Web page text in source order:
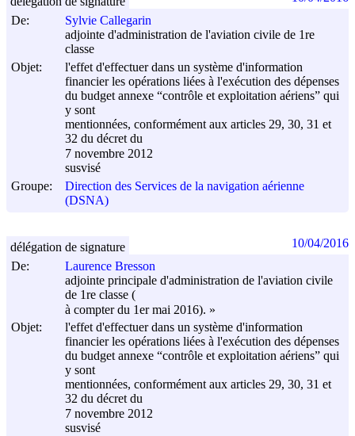
De:
Sylvie Callegarin
adjointe d'administration de l'aviation civile de 1re
classe
Objet:
l'effet d'effectuer dans un système d'information
financier les opérations liées à l'exécution des dépenses
du budget annexe “contrôle et exploitation aériens” qui
y sont
mentionnées, conformément aux articles 29, 30, 31 et
32 du décret du
7 novembre 2012
susvisé
Groupe:
Direction des Services de la navigation aérienne
(DSNA)
De:
Laurence Bresson
adjointe principale d'administration de l'aviation civile
de 1re classe (
à compter du 1er mai 2016). »
Objet:
l'effet d'effectuer dans un système d'information
financier les opérations liées à l'exécution des dépenses
du budget annexe “contrôle et exploitation aériens” qui
y sont
mentionnées, conformément aux articles 29, 30, 31 et
32 du décret du
7 novembre 2012
susvisé
délégation de signature 10/04/2016